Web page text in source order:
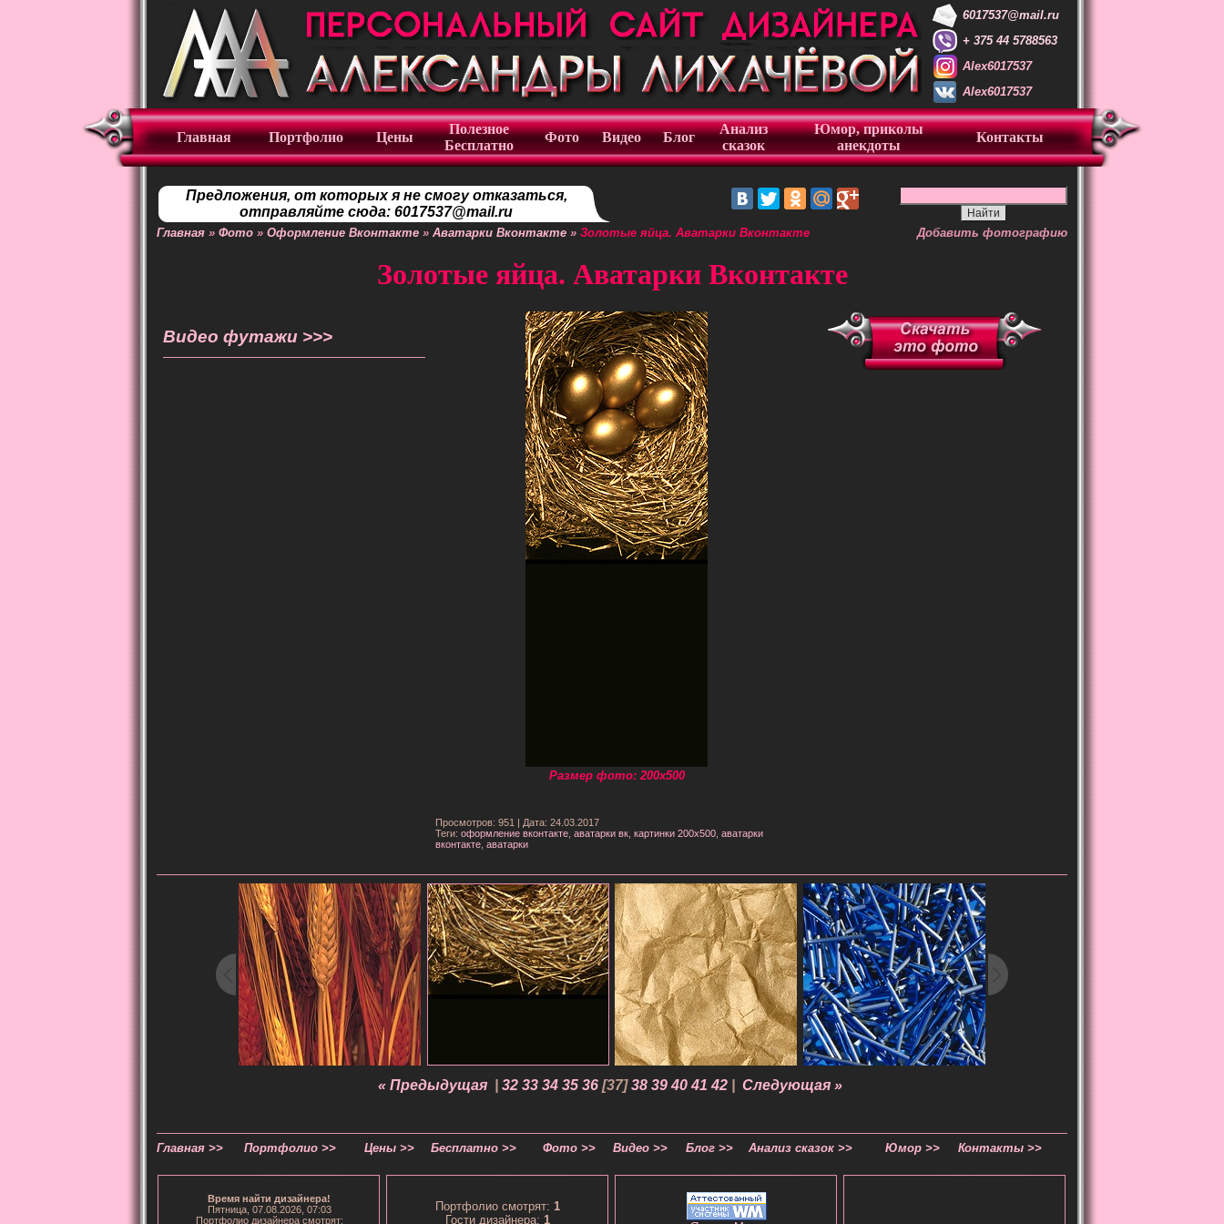
6017537@mail.ru
+ 375 44 5788563
Alex6017537
Alex6017537
Главная Портфолио Цены
Полезное
Бесплатно
Фото Видео Блог
Анализ
сказок
Юмор, приколы
анекдоты
Контакты
Предложения, от которых я не смогу отказаться,
отправляйте сюда: 6017537@mail.ru
Главная » Фото » Оформление Вконтакте » Аватарки Вконтакте » Золотые яйца. Аватарки Вконтакте Добавить фотографию
Золотые яйца. Аватарки Вконтакте
Видео футажи >>>
Размер фото: 200x500
Просмотров: 951 | Дата: 24.03.2017
Теги: оформление вконтакте аватарки вк картинки 200х500 аватарки
вконтакте аватарки
« Предыдущая 32 33 34 35 36 [37]38 39 40 41 42 Следующая »
Главная >> Портфолио >> Цены >> Бесплатно >> Фото >> Видео >> Блог >> Анализ сказок >> Юмор >> Контакты >>
Время найти дизайнера!
Пятница, 07.08.2026, 07:03
Портфолио дизайнера смотрят:
Портфолио смотрят: 1
Гости дизайнера: 1